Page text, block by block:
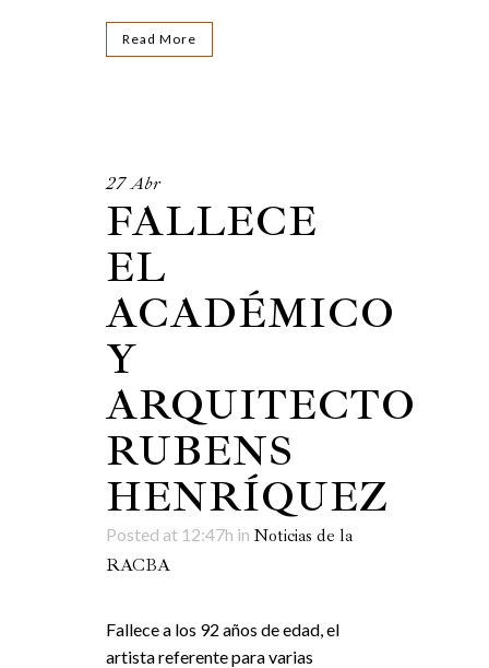
Read More
27 Abr
FALLECE
EL
ACADÉMICO
Y
ARQUITECTO
RUBENS
HENRÍQUEZ
Posted at 12:47h in Noticias de la
RACBA
Fallece a los 92 años de edad, el
artista referente para varias